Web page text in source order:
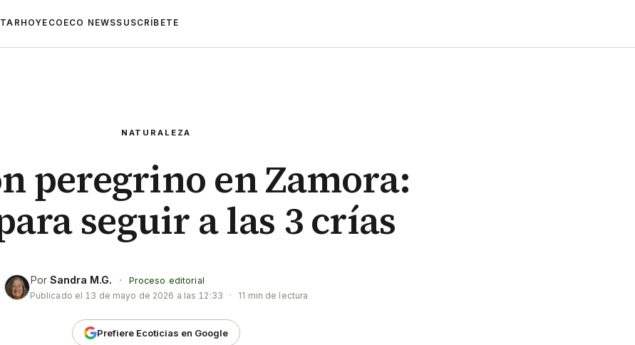
HOYECO ECO NEWSSUSCRÍBETE
NATURALEZA
peregrino en Zamora:
seguir a las 3 crías
Por Sandra M.G. ·
Proceso editorial
Publicado el 13 de mayo de 2026 a las 12:33 · 11 min de lectura
Prefiere Ecoticias en Google